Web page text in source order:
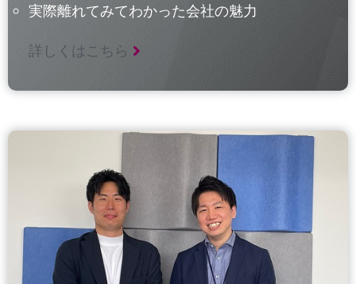
実際離れてみてわかった会社の魅力
詳しくはこちら